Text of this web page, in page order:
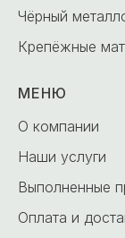
Чёрный
Крепёжные
МЕНЮ
О компании
Наши услуги
Выполненные
Оплата и